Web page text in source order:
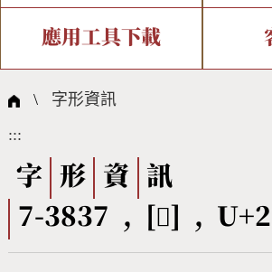
中文碼介紹 專
國際字碼相關組織
複合查詢
筆畫查詢
筆順序查詢
CNS查詢
新字申請處理流程
字形即時顯示 造
全字庫授權 轉碼
應用工具下載
個人電腦造字處理工具
字形下載
問題集
熱門查詢統計
\ 字形資訊
:::
字 形 資
訊
7-3837 , [𢷙] ,